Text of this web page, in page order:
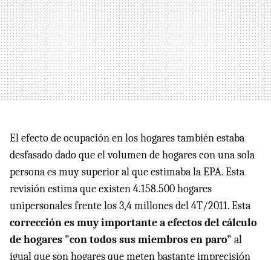
El efecto de ocupación en los hogares también estaba
desfasado dado que el volumen de hogares con una sola
persona es muy superior al que estimaba la EPA. Esta
revisión estima que existen 4.158.500 hogares
unipersonales frente los 3,4 millones del 4T/2011. Esta
corrección es muy importante a efectos del cálculo
de hogares "con todos sus miembros en paro" al
igual que son hogares que meten bastante imprecisión